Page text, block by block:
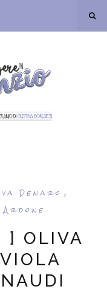
Denaro ,
] OLIVA